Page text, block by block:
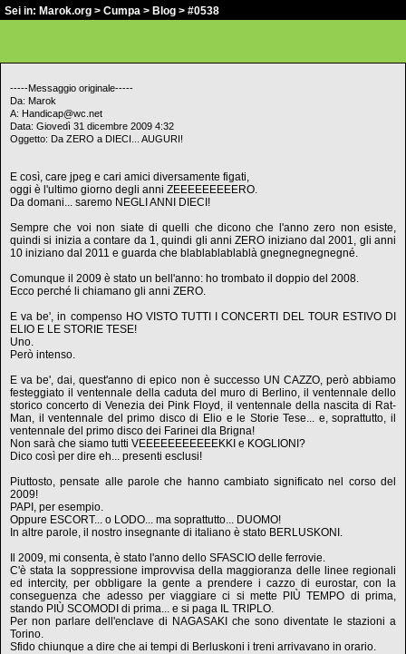
Sei in: Marok.org > Cumpa > Blog > #0538
-----Messaggio originale-----
Da: Marok
A: Handicap@wc.net
Data: Giovedì 31 dicembre 2009 4:32
Oggetto: Da ZERO a DIECI... AUGURI!
E così, care jpeg e cari amici diversamente figati,
oggi è l'ultimo giorno degli anni ZEEEEEEEEERO.
Da domani... saremo NEGLI ANNI DIECI!
Sempre che voi non siate di quelli che dicono che l'anno zero non esiste,
quindi si inizia a contare da 1, quindi gli anni ZERO iniziano dal 2001, gli anni
10 iniziano dal 2011 e guarda che blablablablablà gnegnegnegnegné.
Comunque il 2009 è stato un bell'anno: ho trombato il doppio del 2008.
Ecco perché li chiamano gli anni ZERO.
E va be', in compenso HO VISTO TUTTI I CONCERTI DEL TOUR ESTIVO DI
ELIO E LE STORIE TESE!
Uno.
Però intenso.
E va be', dai, quest'anno di epico non è successo UN CAZZO, però abbiamo
festeggiato il ventennale della caduta del muro di Berlino, il ventennale dello
storico concerto di Venezia dei Pink Floyd, il ventennale della nascita di Rat-
Man, il ventennale del primo disco di Elio e le Storie Tese... e, soprattutto, il
ventennale del primo disco dei Farinei dla Brigna!
Non sarà che siamo tutti VEEEEEEEEEEEKKI e KOGLIONI?
Dico così per dire eh... presenti esclusi!
Piuttosto, pensate alle parole che hanno cambiato significato nel corso del
2009!
PAPI, per esempio.
Oppure ESCORT... o LODO... ma soprattutto... DUOMO!
In altre parole, il nostro insegnante di italiano è stato BERLUSKONI.
Il 2009, mi consenta, è stato l'anno dello SFASCIO delle ferrovie.
C'è stata la soppressione improvvisa della maggioranza delle linee regionali
ed intercity, per obbligare la gente a prendere i cazzo di eurostar, con la
conseguenza che adesso per viaggiare ci si mette PIÙ TEMPO di prima,
stando PIÙ SCOMODI di prima... e si paga IL TRIPLO.
Per non parlare dell'enclave di NAGASAKI che sono diventate le stazioni a
Torino.
Sfido chiunque a dire che ai tempi di Berluskoni i treni arrivavano in orario.